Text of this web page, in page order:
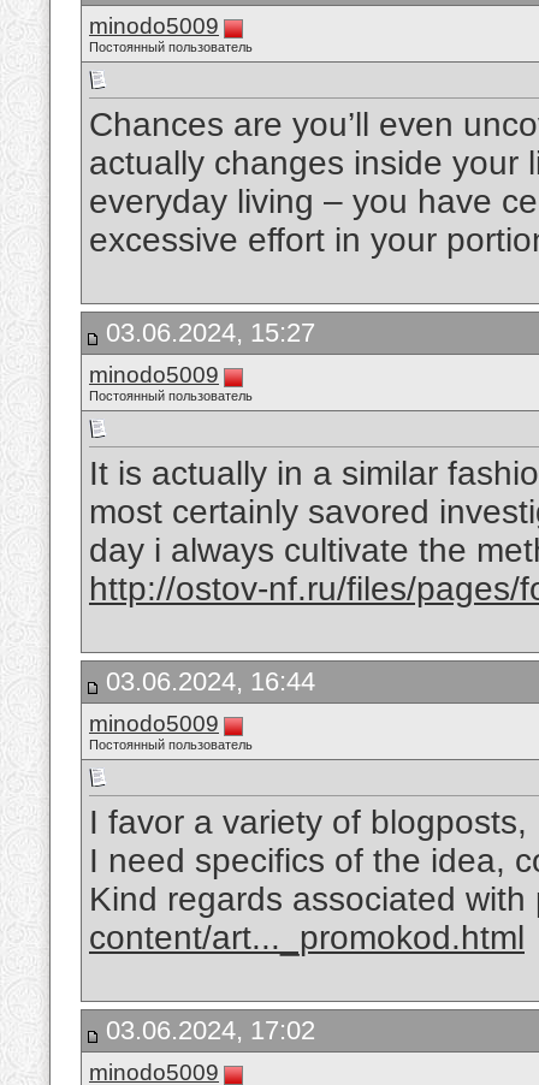
minodo5009
Постоянный пользователь
Chances are you’ll even
actually changes inside your
everyday living – you have
excessive effort in your
03.06.2024, 15:27
minodo5009
Постоянный пользователь
It is actually in a similar
most certainly savored
day i always cultivate the
http://ostov-nf.ru/files/pages/
03.06.2024, 16:44
minodo5009
Постоянный пользователь
I favor a variety of
I need specifics of the idea,
Kind regards associated
content/art..._promokod.html
03.06.2024, 17:02
minodo5009